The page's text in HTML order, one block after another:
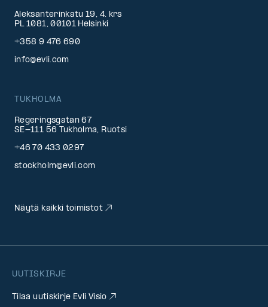
UUTISKIRJE
Tilaa uutiskirje Evli Visio
Aleksanterinkatu 19, 4. krs
PL 1081, 00101 Helsinki
+358 9 476 690
info@evli.com
TUKHOLMA
Regeringsgatan 67
SE-111 56 Tukholma, Ruotsi
+46 70 433 0297
stockholm@evli.com
Näytä kaikki toimistot